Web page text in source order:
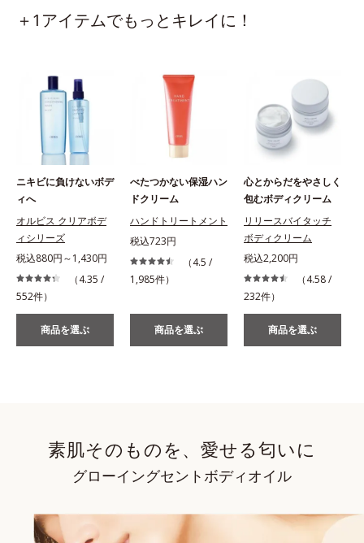
＋1アイテムでもっとキレイに！
ニキビに負けないボデ
ィへ
オルビス クリアボデ
ィシリーズ
税込880円～1,430円
（4.35 /
552件）
商品を選ぶ
べたつかない保湿ハン
ドクリーム
ハンドトリートメント
税込723円
（4.5 /
1,985件）
商品を選ぶ
心とからだをやさしく
包むボディクリーム
リリースバイタッチ
ボディクリーム
税込2,200円
（4.58 /
232件）
商品を選ぶ
素肌そのものを、愛せる匂いに
グローイングセントボディオイル